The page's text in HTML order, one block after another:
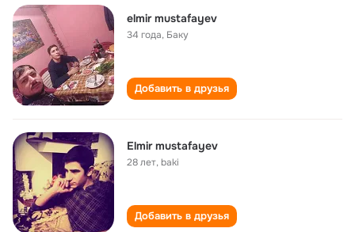
elmir mustafayev
34 года, Баку
Добавить в друзья
Elmir mustafayev
28 лет,baki
Добавить в друзья